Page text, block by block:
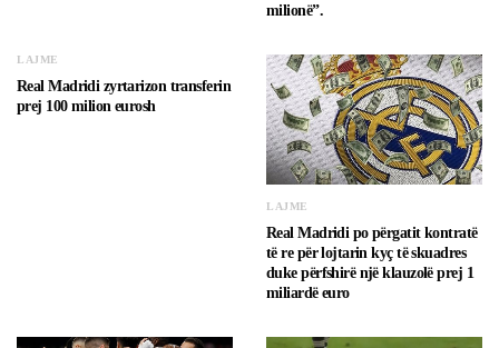
milionë”.
LAJME
Real Madridi zyrtarizon transferin
prej 100 milion eurosh
LAJME
Real Madridi po përgatit kontratë
të re për lojtarin kyç të skuadres
duke përfshirë një klauzolë prej 1
miliardë euro